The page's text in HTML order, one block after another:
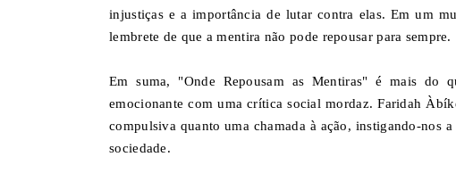
injustiças e a importância de lutar contra elas. Em um
lembrete de que a mentira não pode repousar para sempre.
Em suma, "Onde Repousam as Mentiras" é mais do
emocionante com uma crítica social mordaz. Faridah
compulsiva quanto uma chamada à ação, instigando-nos
sociedade.